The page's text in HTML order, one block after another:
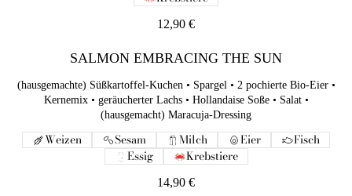
Bio-Eier • Kernemix • geräucherter Lachs • Hollandaise Soße •
Salat • (hausgemacht) Maracuja-Dressing
14,90 €
Weizen Sesam Milch Eier
Fisch
Essig
Krebstiere
TOMAYO BUN
Brioche Burger Bun • Frischkäse • Salat • Bio-Rührei (2Stk.) •
12,90 €
SALMON EMBRACING THE SUN
(hausgemachte) Süßkartoffel-Kuchen • Spargel • 2 pochierte Bio-Eier •
Kernemix • geräucherter Lachs • Hollandaise Soße • Salat •
(hausgemacht) Maracuja-Dressing
14,90 €
Weizen Sesam Milch Eier
Fisch
Essig
Krebstiere